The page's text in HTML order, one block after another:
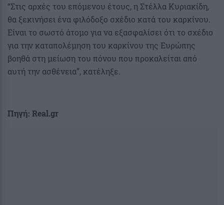
“Στις αρχές του επόμενου έτους, η Στέλλα Κυριακίδη,
θα ξεκινήσει ένα φιλόδοξο σχέδιο κατά του καρκίνου.
Είναι το σωστό άτομο για να εξασφαλίσει ότι το σχέδιο
για την καταπολέμηση του καρκίνου της Ευρώπης
βοηθά στη μείωση του πόνου που προκαλείται από
αυτή την ασθένεια”, κατέληξε.
Πηγή: Real.gr